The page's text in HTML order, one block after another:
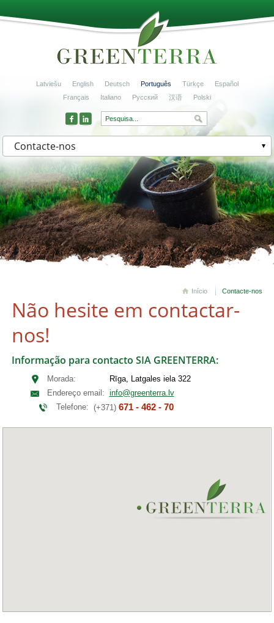
Latviešu English Deutsch Português Türkçe
Español
Français
Italiano Русский 汉语 Polski
Contacte-nos
Início Contacte-nos
Não hesite em contactar-
nos!
Informação para contacto SIA GREENTERRA:
Morada:
Rīga, Latgales iela 322
Endereço email: info@greenterra.lv
Telefone: (+371) 671 - 462 - 70